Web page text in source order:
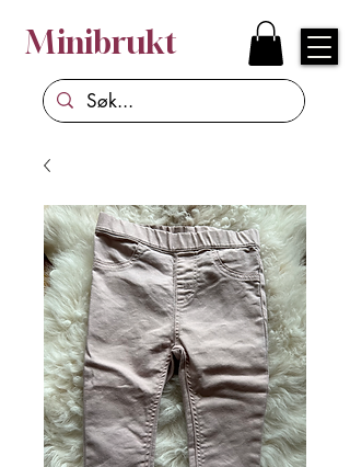
Minibrukt